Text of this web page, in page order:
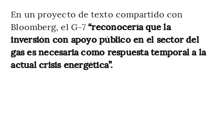
En un proyecto de texto compartido con
Bloomberg, el G-7“reconocería que la
inversión con apoyo público en el sector del
gas es necesaria como respuesta temporal a la
actual crisis energética”.